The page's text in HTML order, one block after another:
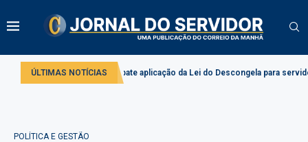
ÚLTIMAS NOTÍCIAS
Comissão debate aplicação da Lei do Descongela para servidores públicos
POLÍTICA E GESTÃO